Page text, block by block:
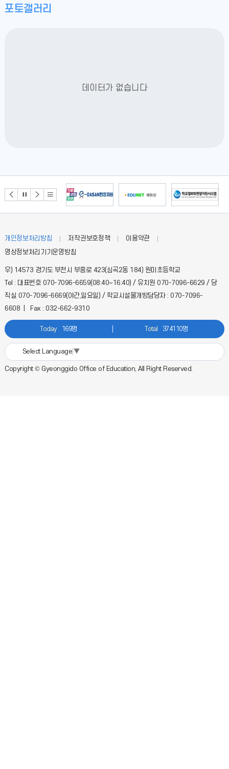
포토갤러리
데이터가 없습니다
개인정보처리방침 저작권보호정책
이용약관
영상정보처리기기운영방침
우) 14573 경기도 부천시 부흥로 423(심곡2동 184) 원미초등학교
Tel : 대표번호 070-7096-6659(08:40~16:40) / 유치원 070-7096-6629 / 당
직실 070-7096-6669(야간,일요일) / 학교시설물개방담당자 : 070-7096-
6608 | Fax : 032-662-9310
Today 169명 Total 374110명
Select Language ▼
Copyright © Gyeonggido Office of Education, All Right Reserved.